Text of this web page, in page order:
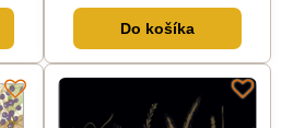
Do košíka